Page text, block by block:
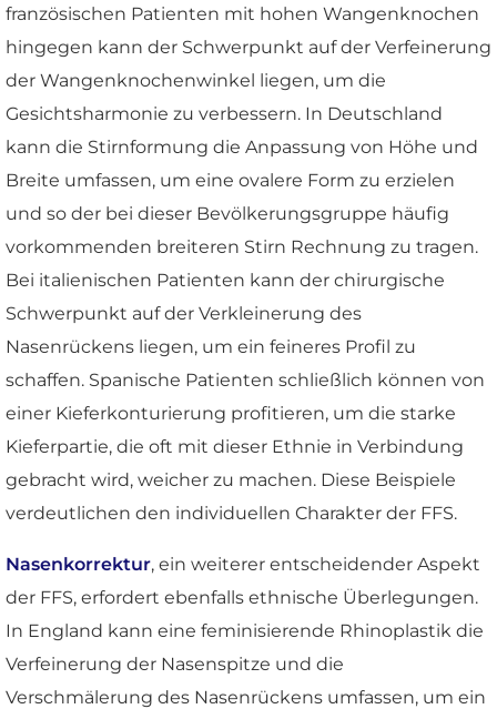
französischen Patienten mit hohen Wangenknochen
hingegen kann der Schwerpunkt auf der Verfeinerung
der Wangenknochenwinkel liegen, um die
Gesichtsharmonie zu verbessern. In Deutschland
kann die Stirnformung die Anpassung von Höhe und
Breite umfassen, um eine ovalere Form zu erzielen
und so der bei dieser Bevölkerungsgruppe häufig
vorkommenden breiteren Stirn Rechnung zu tragen.
Bei italienischen Patienten kann der chirurgische
Schwerpunkt auf der Verkleinerung des
Nasenrückens liegen, um ein feineres Profil zu
schaffen. Spanische Patienten schließlich können von
einer Kieferkonturierung profitieren, um die starke
Kieferpartie, die oft mit dieser Ethnie in Verbindung
gebracht wird, weicher zu machen. Diese Beispiele
verdeutlichen den individuellen Charakter der FFS.
Nasenkorrektur, ein weiterer entscheidender Aspekt
der FFS, erfordert ebenfalls ethnische Überlegungen.
In England kann eine feminisierende Rhinoplastik die
Verfeinerung der Nasenspitze und die
Verschmälerung des Nasenrückens umfassen, um ein